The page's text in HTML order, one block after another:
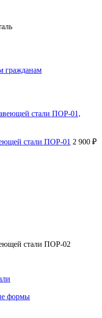
гражданам
стали ПОР-01 2 900 ₽
стали ПОР-02
формы